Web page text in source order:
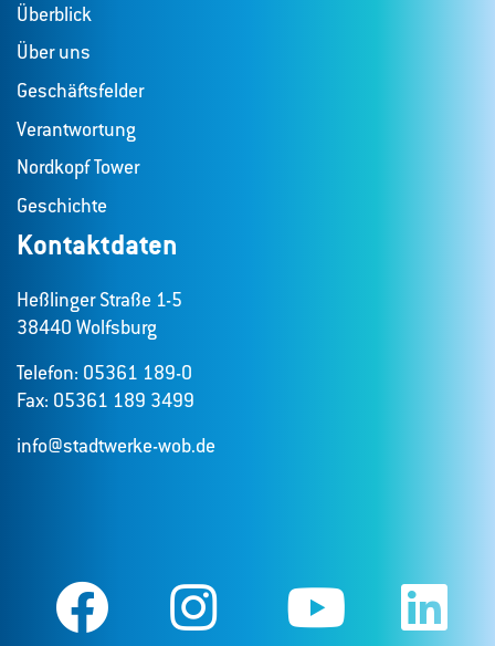
Überblick
Über uns
Geschäftsfelder
Verantwortung
Nordkopf Tower
Geschichte
Kontaktdaten
Heßlinger Straße 1-5
38440 Wolfsburg
Telefon: 05361 189-0
Fax: 05361 189 3499
info@stadtwerke-wob.de